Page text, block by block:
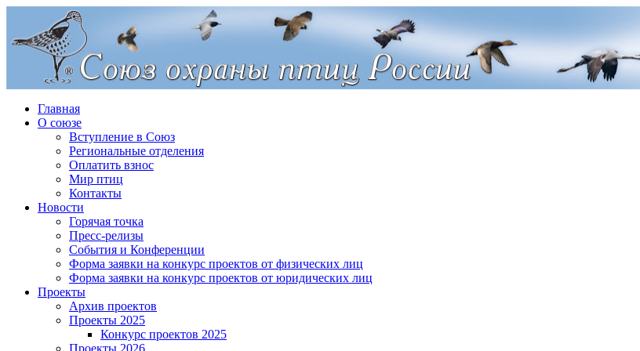
Главная
О союзе
Вступление в Союз
Региональные отделения
Оплатить взнос
Мир птиц
Контакты
Новости
Горячая точка
Пресс-релизы
События и Конференции
Форма заявки на конкурс проектов от физических лиц
Форма заявки на конкурс проектов от юридических лиц
Проекты
Архив проектов
Проекты 2025
Конкурс проектов 2025
Проекты 2026